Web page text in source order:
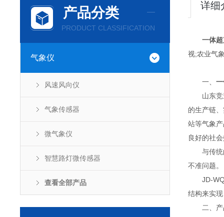
产品分类
PRODUCT CLASSIFICATION
气象仪
风速风向仪
气象传感器
微气象仪
智慧路灯微传感器
查看全部产品
详细
一体
视;农业气
一、
山东竞道
的生产链
站等气象
良好的社
与传统的
不准问题。
JD-
结构来实
二、产